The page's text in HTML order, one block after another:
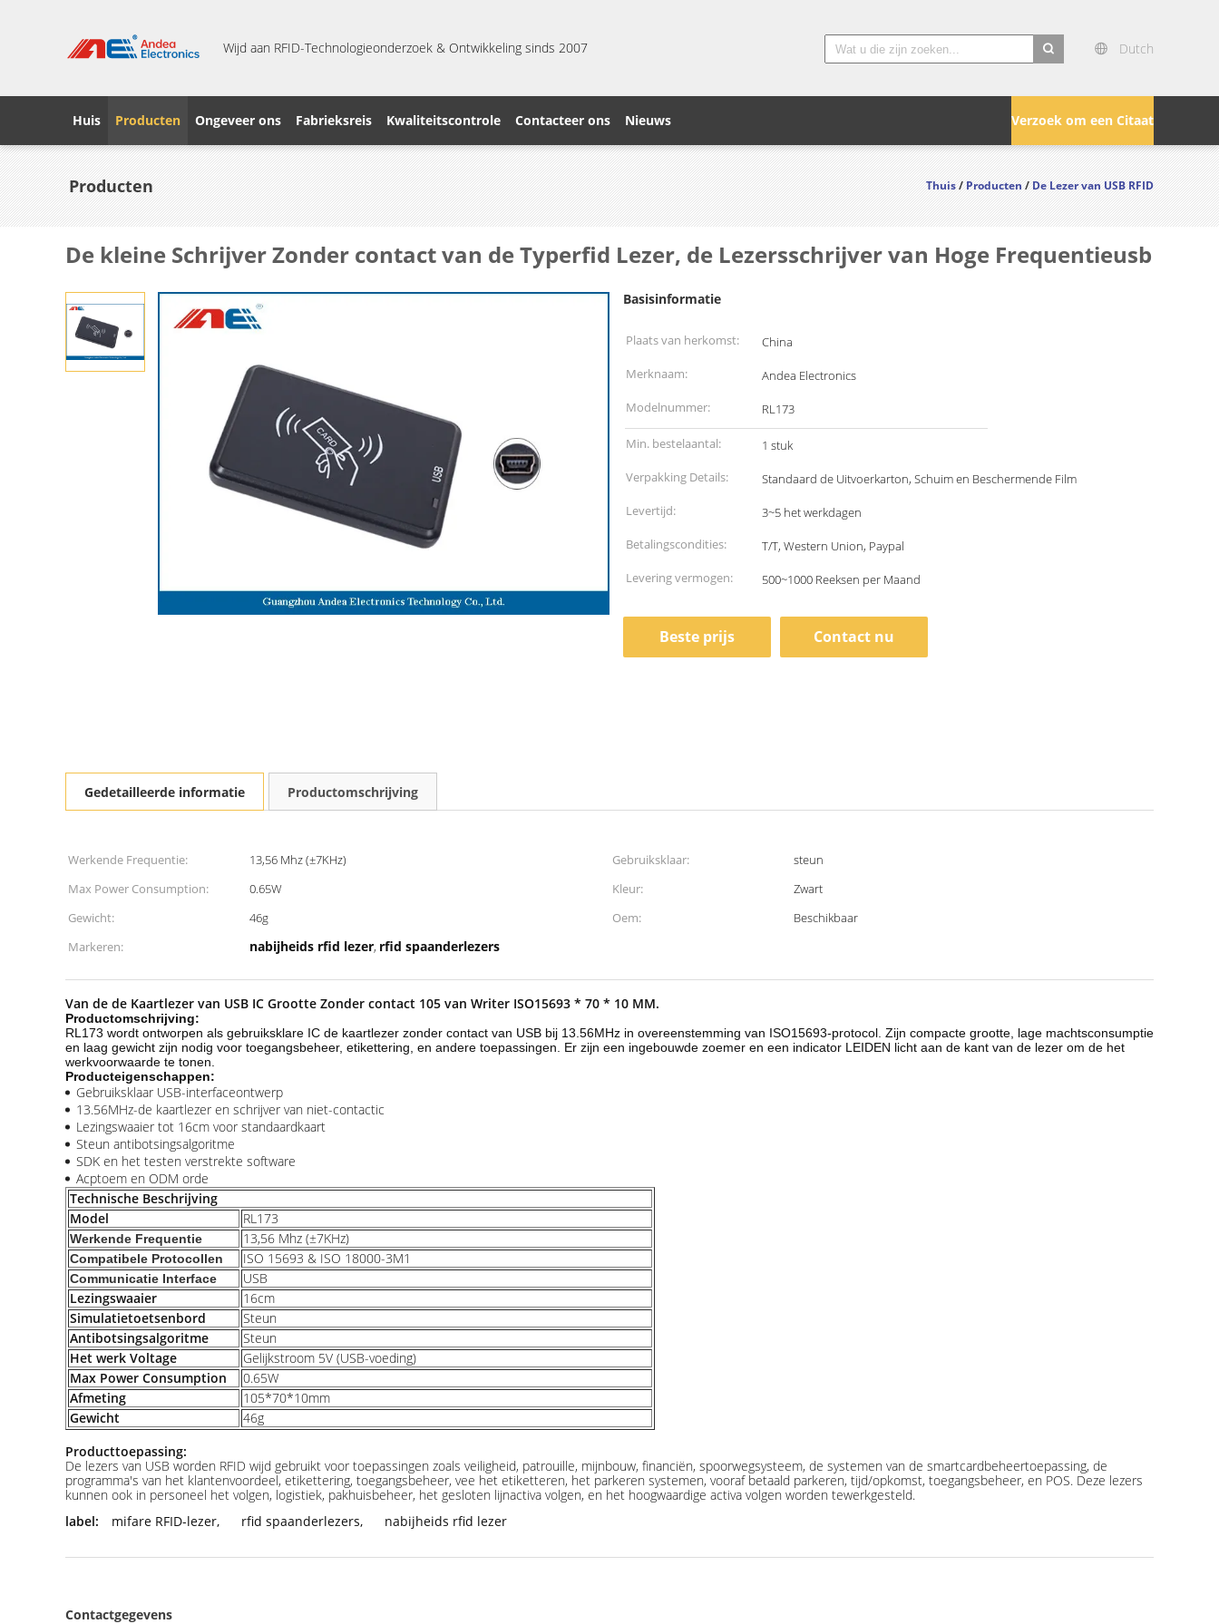
Wijd aan RFID-Technologieonderzoek & Ontwikkeling sinds 2007
Dutch
Verzoek om een Citaat
Huis Producten Ongeveer ons Fabrieksreis Kwaliteitscontrole Contacteer ons Nieuws
Producten Thuis/Producten/De Lezer van USB RFID
De kleine Schrijver Zonder contact van de Typerfid Lezer, de Lezersschrijver van Hoge Frequentieusb
Basisinformatie
Plaats van herkomst:
China
Merknaam:
Andea Electronics
Modelnummer:
RL173
Min. bestelaantal:
1 stuk
Verpakking Details:
Standaard de Uitvoerkarton, Schuim en Beschermende Film
Levertijd:
3~5 het werkdagen
Betalingscondities:
T/T, Western Union, Paypal
Levering vermogen:
500~1000 Reeksen per Maand
Beste prijs Contact nu
Gedetailleerde informatie Productomschrijving
Werkende Frequentie: 13,56 Mhz (±7KHz) Gebruiksklaar:
steun
Max Power Consumption:
0.65W Kleur:
Zwart
Gewicht:
46g Oem:
Beschikbaar
Markeren:
nabijheids rfid lezer, rfid spaanderlezers
Van de de Kaartlezer van USB IC Grootte Zonder contact 105 van Writer ISO15693 * 70 * 10 MM.
Productomschrijving:
RL173 wordt ontworpen als gebruiksklare IC de kaartlezer zonder contact van USB bij 13.56MHz in overeenstemming van ISO15693-protocol. Zijn compacte grootte, lage machtsconsumptie
en laag gewicht zijn nodig voor toegangsbeheer, etikettering, en andere toepassingen. Er zijn een ingebouwde zoemer en een indicator LEIDEN licht aan de kant van de lezer om de het
werkvoorwaarde te tonen.
Producteigenschappen:
Gebruiksklaar USB-interfaceontwerp
13.56MHz-de kaartlezer en schrijver van niet-contactic
Lezingswaaier tot 16cm voor standaardkaart
Steun antibotsingsalgoritme
SDK en het testen verstrekte software
Acptoem en ODM orde
Technische Beschrijving
Model
RL173
Werkende Frequentie 13,56 Mhz (±7KHz)
Compatibele Protocollen ISO 15693 & ISO 18000-3M1
Communicatie Interface
USB
Lezingswaaier
16cm
Simulatietoetsenbord
Steun
Antibotsingsalgoritme
Steun
Het werk Voltage
Gelijkstroom 5V (USB-voeding)
Max Power Consumption
0.65W
Afmeting
105*70*10mm
Gewicht
46g
Producttoepassing:
De lezers van USB worden RFID wijd gebruikt voor toepassingen zoals veiligheid, patrouille, mijnbouw, financiën, spoorwegsysteem, de systemen van de smartcardbeheertoepassing, de
programma's van het klantenvoordeel, etikettering, toegangsbeheer, vee het etiketteren, het parkeren systemen, vooraf betaald parkeren, tijd/opkomst, toegangsbeheer, en POS. Deze lezers
kunnen ook in personeel het volgen, logistiek, pakhuisbeheer, het gesloten lijnactiva volgen, en het hoogwaardige activa volgen worden tewerkgesteld.
label:
mifare RFID-lezer, rfid spaanderlezers, nabijheids rfid lezer
Contactgegevens